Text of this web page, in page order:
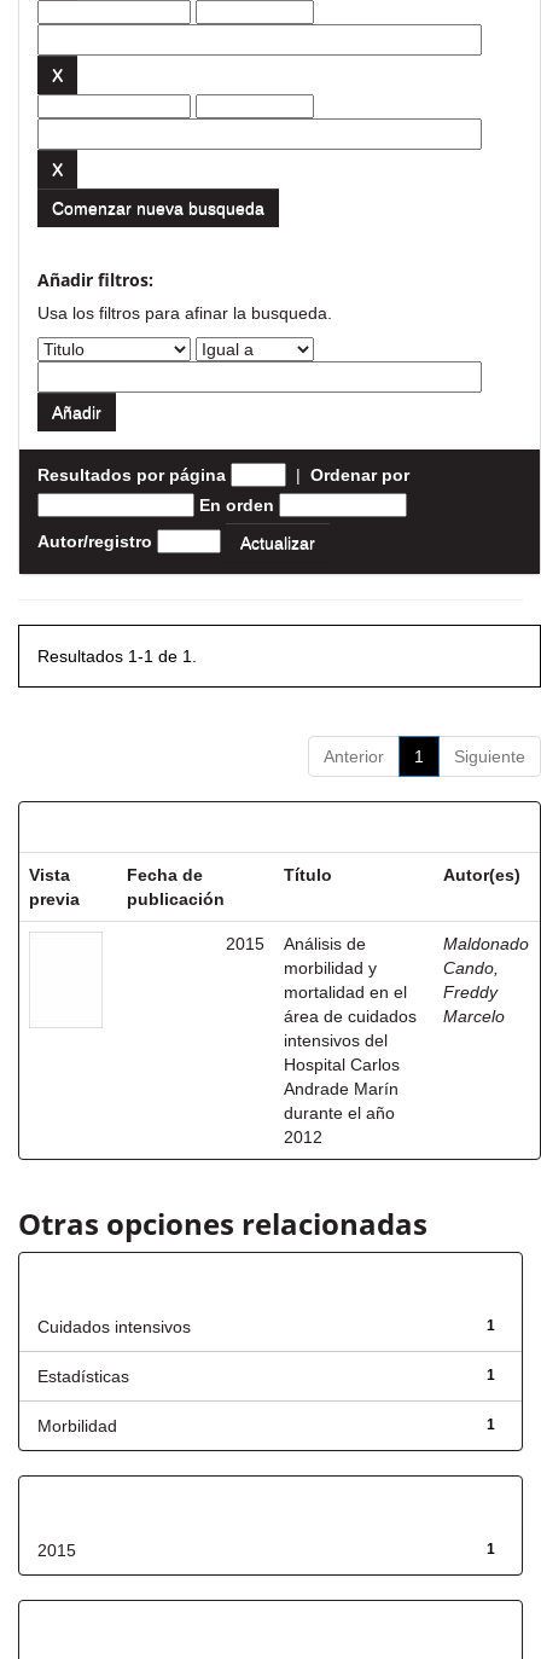
Comenzar nueva busqueda
Añadir filtros:
Usa los filtros para afinar la busqueda.
Resultados por página | Ordenar por
En orden
Autor/registro
Resultados 1-1 de 1.
Anterior 1 Siguiente
Vista
previa
Fecha de
publicación
Título Autor(es)
2015
Análisis de
morbilidad y
mortalidad en el
área de cuidados
intensivos del
Hospital Carlos
Andrade Marín
durante el año
2012
Maldonado
Cando,
Freddy
Marcelo
Otras opciones relacionadas
1
Cuidados intensivos
1
Estadísticas
1
Morbilidad
1
2015